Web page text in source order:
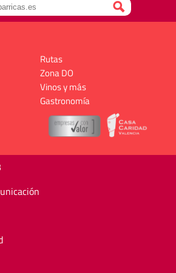
Rutas
Zona DO
Vinos y más
Gastronomía